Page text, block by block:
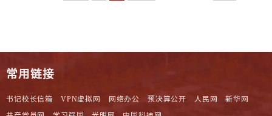
常用链接
书记校长信箱 VPN虚拟网 网络办公 预决算公开 人民网
新华网